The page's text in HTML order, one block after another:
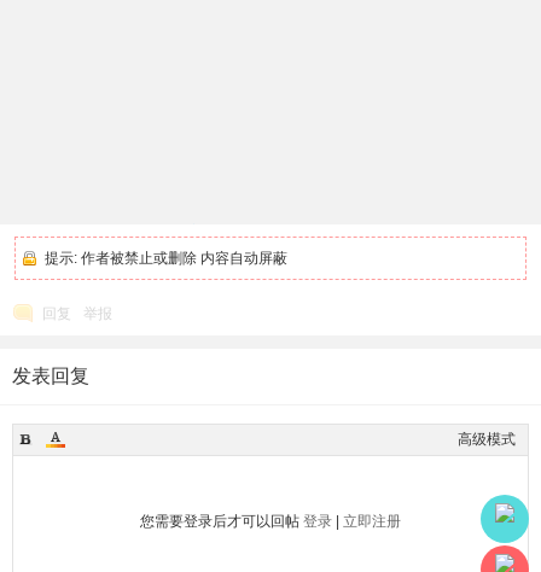
提示: 作者被禁止或删除 内容自动屏蔽
回复 举报
发表回复
高级模式
您需要登录后才可以回帖 登录 立即注册